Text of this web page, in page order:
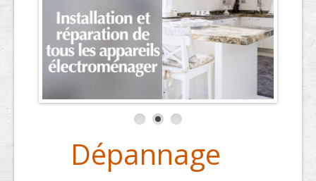
Dépannage